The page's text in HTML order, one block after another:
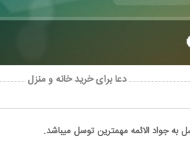
دعا برای خرید خانه و منزل